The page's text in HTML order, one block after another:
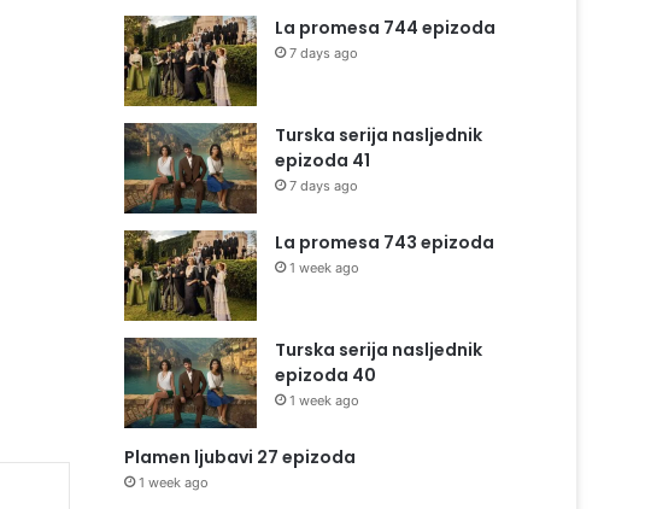
La promesa 744 epizoda
7 days ago
Turska serija nasljednik
epizoda 41
7 days ago
La promesa 743 epizoda
1 week ago
Turska serija nasljednik
epizoda 40
1 week ago
Plamen ljubavi 27 epizoda
1 week ago